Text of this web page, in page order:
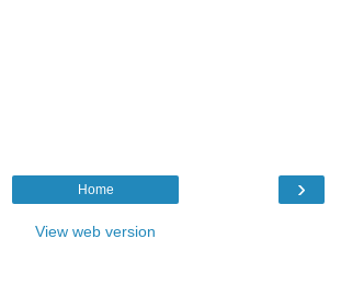
›
Home
View web version